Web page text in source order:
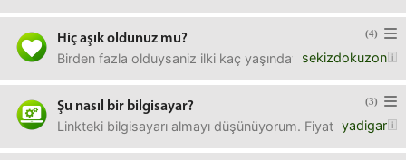
(4)
Hiç aşık oldunuz mu?
sekizdokuzon
Birden fazla olduysaniz ilki kaç yaşındaydı?Nasıl bir
(3)
Şu nasıl bir bilgisayar?
yadigar
Linkteki bilgisayarı almayı düşünüyorum. Fiyatı nasıl